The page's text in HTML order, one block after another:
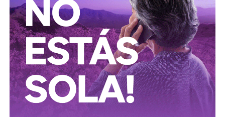
donde ha servido como negociador para la deuda nacional
y en 2017, fue considerado por Forbes como el hombre
más rico de dicho país. El regiomontano tiene un historial
documentado de tomar control de empresas en
dificultades financieras a partir de deuda: lo hizo con la
textilera CYDSA en los años 90, con la vidriera Vitro entre
2009 y 2012, y con las ya mencionadas Empresas ICA
desde 2016.
Algo similar realizó en 2020 con
Grupo Aeroportuario